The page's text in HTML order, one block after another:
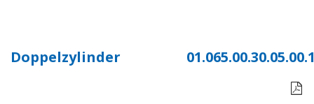
Doppelzylinder
